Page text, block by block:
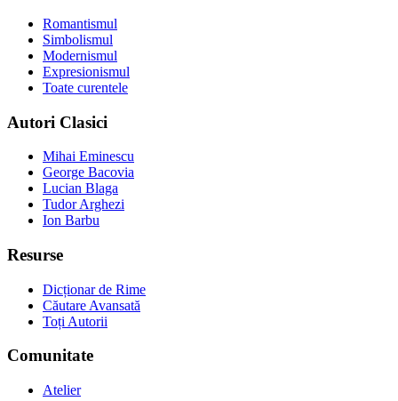
Romantismul
Simbolismul
Modernismul
Expresionismul
Toate curentele
Autori Clasici
Mihai Eminescu
George Bacovia
Lucian Blaga
Tudor Arghezi
Ion Barbu
Resurse
Dicționar de Rime
Căutare Avansată
Toți Autorii
Comunitate
Atelier